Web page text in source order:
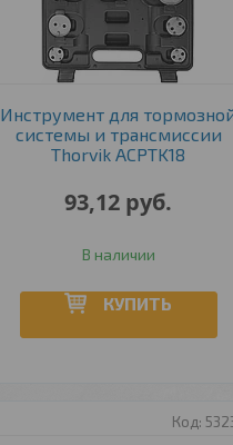
Инструмент для
системы и трансмиссии
Thorvik ACPTK18
93,12 руб.
В наличии
КУПИТЬ